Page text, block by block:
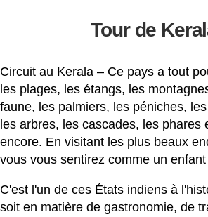
Tour de
Circuit au Kerala – Ce pays a tout
les plages, les étangs, les
faune, les palmiers, les péniches,
les arbres, les cascades, les phares
encore. En visitant les plus beaux
vous vous sentirez comme un
C'est l'un de ces États indiens à
soit en matière de gastronomie, de